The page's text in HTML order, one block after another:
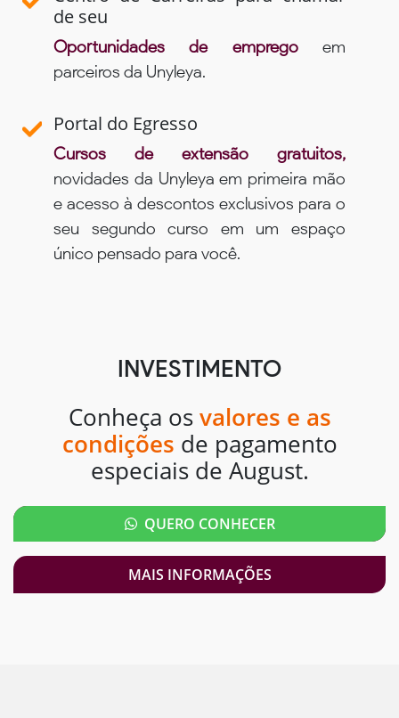
de seu
Oportunidades de empregoem
parceiros da Unyleya.
Portal do Egresso
Cursos de extensão gratuitos,
novidades da Unyleya em primeira mão
e acesso à descontos exclusivos para o
seu segundo curso em um espaço
único pensado para você.
INVESTIMENTO
Conheça os valores e as
condições de pagamento
especiais de August.
QUERO CONHECER
MAIS INFORMAÇÕES